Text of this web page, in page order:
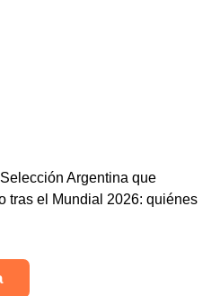
Argentina que
tras el Mundial 2026: quiénes